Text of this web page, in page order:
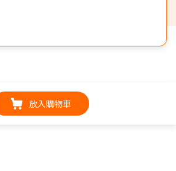
放入購物車